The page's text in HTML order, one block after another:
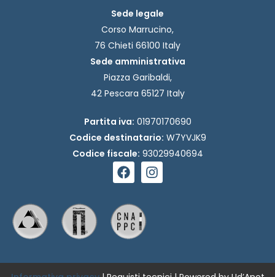
Sede legale
Corso Marrucino,
76 Chieti 66100 Italy
Sede amministrativa
Piazza Garibaldi,
42 Pescara 65127 Italy
Partita iva: 01970170690
Codice destinatario: W7YVJK9
Codice fiscale: 93029940694
F
a
e
b
o
o
I
n
m